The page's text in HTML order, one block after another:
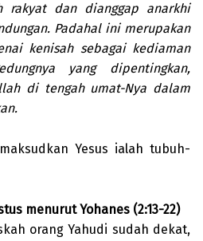
rakyat dan dianggap anarkhi
Padahal ini merupakan
kenisah sebagai kediaman
yang dipentingkan,
di tengah umat-Nya dalam
Yesus ialah tubuh-
menurut Yohanes (2:13-22)
orang Yahudi sudah dekat,